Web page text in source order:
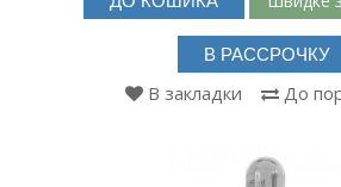
В РАССРОЧКУ
В закладки До